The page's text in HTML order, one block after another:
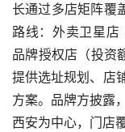
长通过多店矩阵覆
路线：外卖卫星店
品牌授权店（投资
提供选址规划、店
方案。品牌方披露
西安为中心，门店